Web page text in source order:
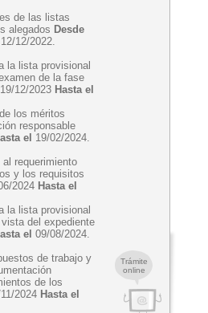
Trámite
online
de las listas
alegados Desde
12/12/2022.
la lista provisional
de la fase
19/12/2023 Hasta el
los méritos
responsable
el
19/02/2024.
requerimiento
y los requisitos
2024 Hasta el
la lista provisional
del expediente
el 09/08/2024.
de trabajo y
de los
2024 Hasta el